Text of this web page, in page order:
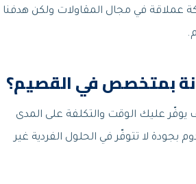
عملاقة في مجال المقاولات ولكن هدفنا
بمتخصص في القصيم؟
يوفّر عليك الوقت والتكلفة على المدى
بجودة لا تتوفّر في الحلول الفردية غير